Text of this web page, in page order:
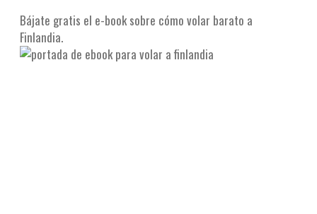
Bájate gratis el e-book sobre cómo volar barato a
Finlandia.